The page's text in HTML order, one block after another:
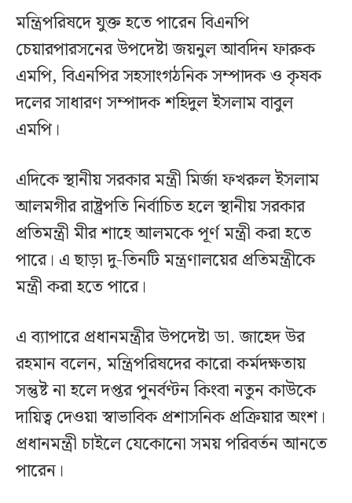
মন্ত্রিপরিষদে যুক্ত হতে পারেন বিএনপি
চেয়ারপারসনের উপদেষ্টা জয়নুল আবদিন ফারুক
এমপি, বিএনপির সহসাংগঠনিক সম্পাদক ও কৃষক
দলের সাধারণ সম্পাদক শহিদুল ইসলাম বাবুল
এমপি।
এদিকে স্থানীয় সরকার মন্ত্রী মির্জা ফখরুল ইসলাম
আলমগীর রাষ্ট্রপতি নির্বাচিত হলে স্থানীয় সরকার
প্রতিমন্ত্রী মীর শাহে আলমকে পূর্ণ মন্ত্রী করা হতে
পারে। এ ছাড়া দু-তিনটি মন্ত্রণালয়ের প্রতিমন্ত্রীকে
মন্ত্রী করা হতে পারে।
এ ব্যাপারে প্রধানমন্ত্রীর উপদেষ্টা ডা. জাহেদ উর
রহমান বলেন, মন্ত্রিপরিষদের কারো কর্মদক্ষতায়
সন্তুষ্ট না হলে দপ্তর পুনর্বণ্টন কিংবা নতুন কাউকে
দায়িত্ব দেওয়া স্বাভাবিক প্রশাসনিক প্রক্রিয়ার অংশ।
প্রধানমন্ত্রী চাইলে যেকোনো সময় পরিবর্তন আনতে
পারেন।